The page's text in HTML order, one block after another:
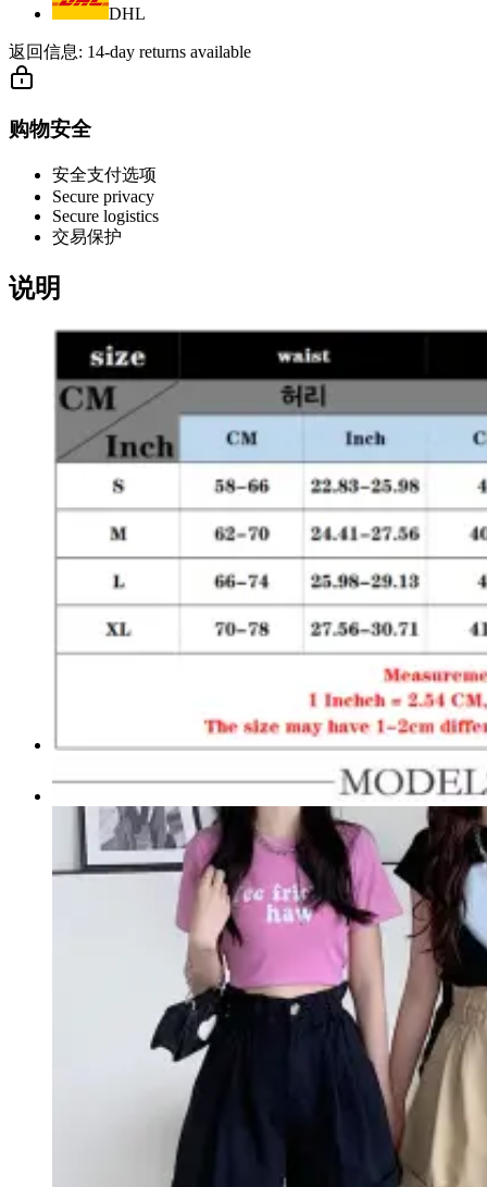
DHL
返回信息: 14-day returns available
购物安全
安全支付选项
Secure privacy
Secure logistics
交易保护
说明